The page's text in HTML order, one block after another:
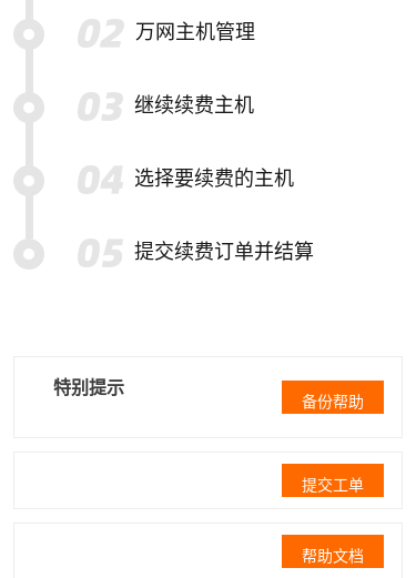
万网主机管理
继续续费主机
选择要续费的主机
提交续费订单并结算
特别提示
备份帮助
提交工单
帮助文档